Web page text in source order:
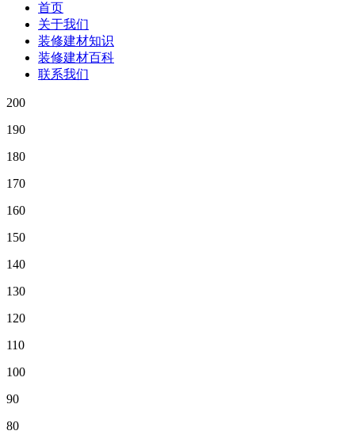
首页
关于我们
装修建材知识
装修建材百科
联系我们
200
190
180
170
160
150
140
130
120
110
100
90
80